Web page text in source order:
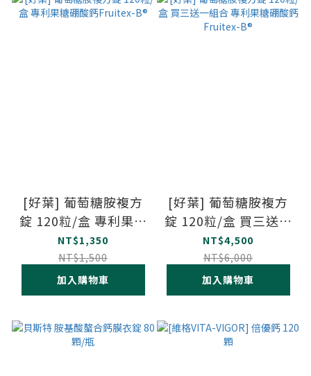
[好葉] 葡萄糖胺複方
錠 120粒/盒 專利果糖
硼酸鈣Fruitex-B®
NT$1,350
NT$1,500
加入購物車
[好葉] 葡萄糖胺複方
錠 120粒/盒 買三送一
組合 專利果糖硼酸鈣
Fruitex-B®
NT$4,500
NT$6,000
加入購物車